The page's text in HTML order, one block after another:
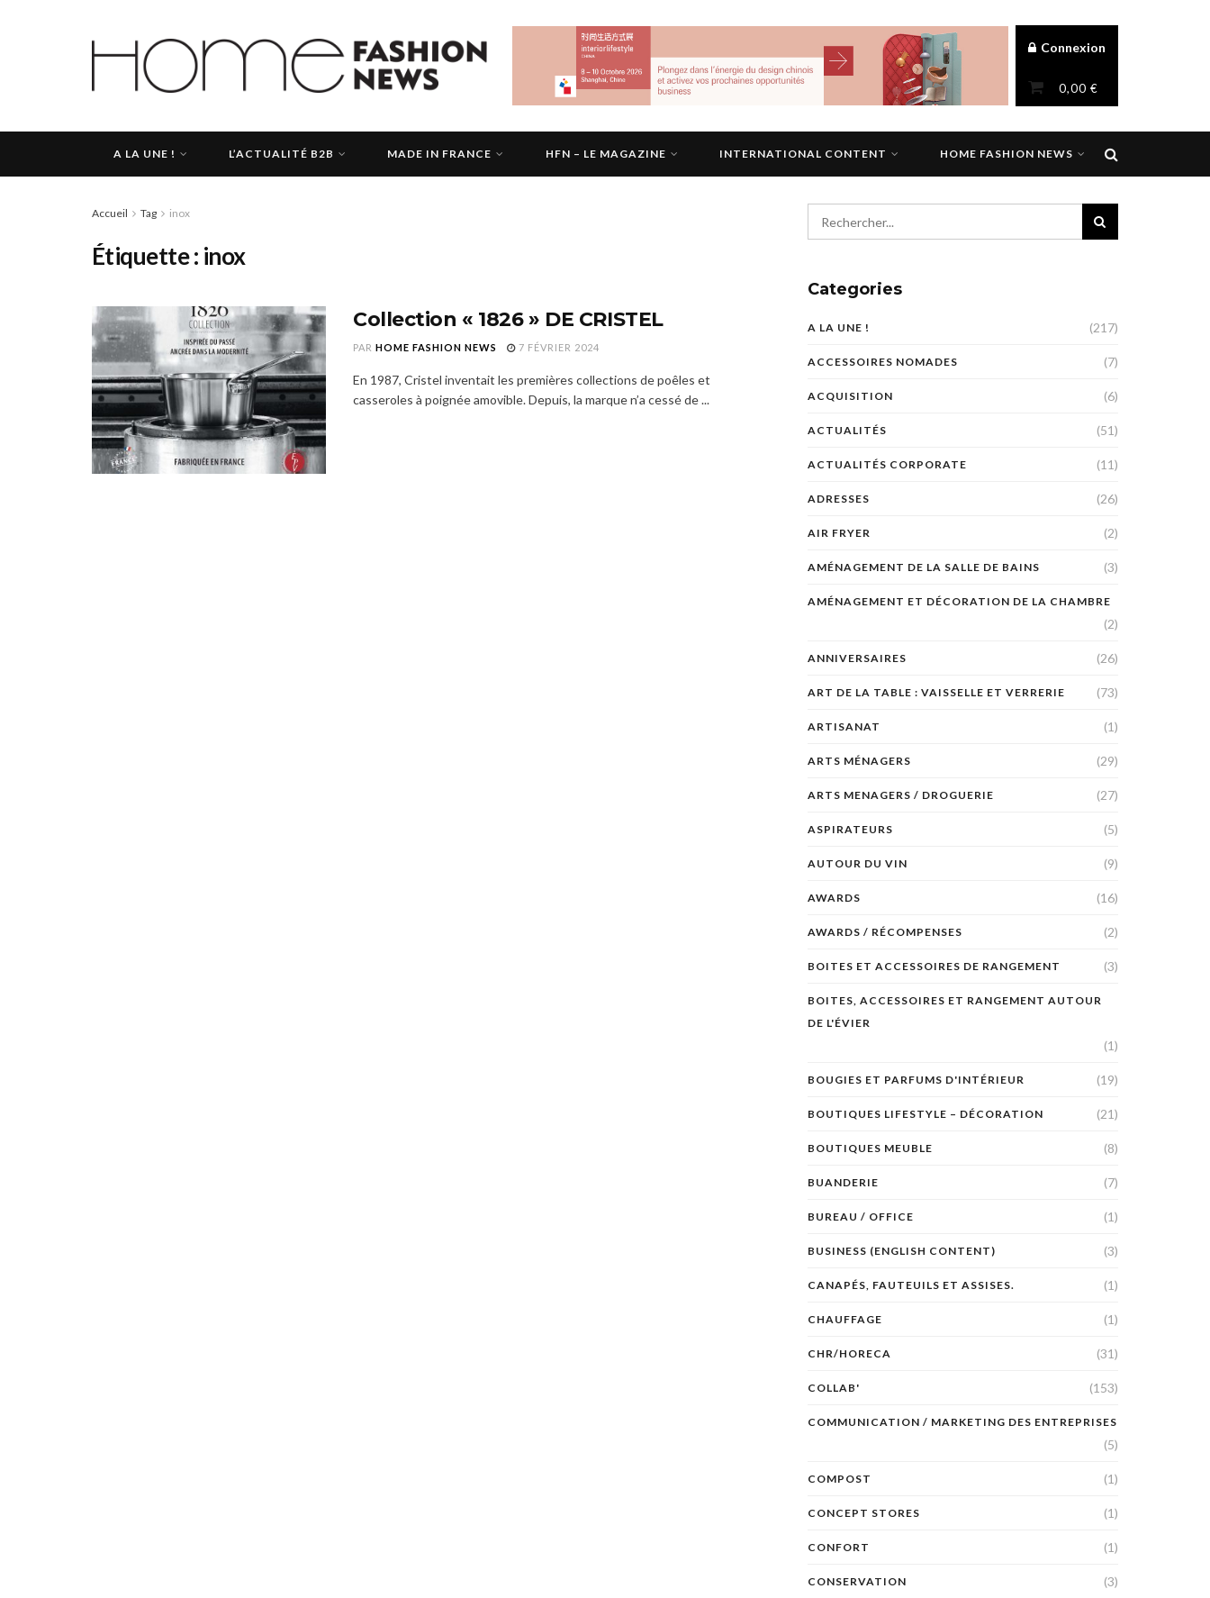
Connexion
0,00 €
A LA UNE ! L’ACTUALITÉ B2B MADE IN FRANCE HFN – LE MAGAZINE INTERNATIONAL CONTENT HOME FASHION NEWS
Accueil Tag inox
Étiquette : inox
Collection « 1826 » DE CRISTEL
PAR HOME FASHION NEWS 7 FÉVRIER 2024
En 1987, Cristel inventait les premières collections de poêles et
casseroles à poignée amovible. Depuis, la marque n’a cessé de ...
Categories
A LA UNE ! (217)
ACCESSOIRES NOMADES (7)
ACQUISITION (6)
ACTUALITÉS (51)
ACTUALITÉS CORPORATE (11)
ADRESSES (26)
AIR FRYER (2)
AMÉNAGEMENT DE LA SALLE DE BAINS (3)
AMÉNAGEMENT ET DÉCORATION DE LA CHAMBRE
(2)
ANNIVERSAIRES (26)
ART DE LA TABLE : VAISSELLE ET VERRERIE (73)
ARTISANAT (1)
ARTS MÉNAGERS (29)
ARTS MENAGERS / DROGUERIE (27)
ASPIRATEURS (5)
AUTOUR DU VIN (9)
AWARDS (16)
AWARDS / RÉCOMPENSES (2)
BOITES ET ACCESSOIRES DE RANGEMENT (3)
BOITES, ACCESSOIRES ET RANGEMENT AUTOUR
DE L'ÉVIER
(1)
BOUGIES ET PARFUMS D'INTÉRIEUR (19)
BOUTIQUES LIFESTYLE – DÉCORATION (21)
BOUTIQUES MEUBLE (8)
BUANDERIE (7)
BUREAU / OFFICE (1)
BUSINESS (ENGLISH CONTENT) (3)
CANAPÉS, FAUTEUILS ET ASSISES. (1)
CHAUFFAGE (1)
CHR/HORECA (31)
COLLAB' (153)
COMMUNICATION / MARKETING DES ENTREPRISES
(5)
COMPOST (1)
CONCEPT STORES (1)
CONFORT (1)
CONSERVATION (3)